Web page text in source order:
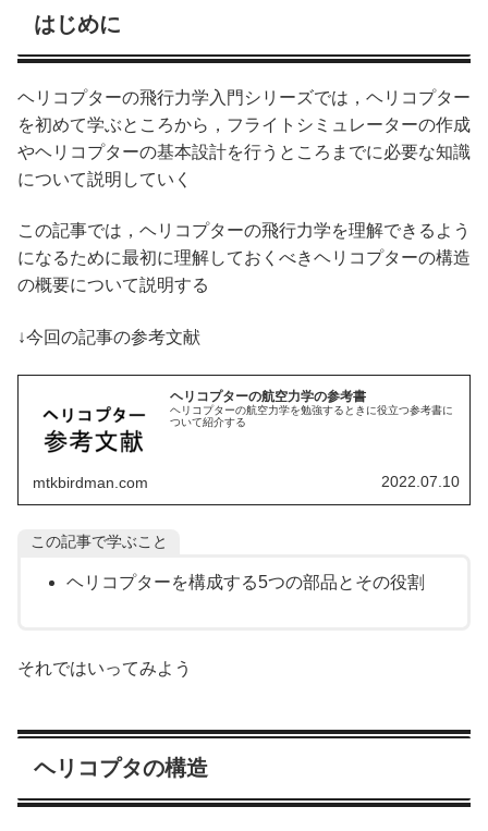
はじめに
ヘリコプターの飛行力学入門シリーズでは，ヘリコプター
を初めて学ぶところから，フライトシミュレーターの作成
やヘリコプターの基本設計を行うところまでに必要な知識
について説明していく
この記事では，ヘリコプターの飛行力学を理解できるよう
になるために最初に理解しておくべきヘリコプターの構造
の概要について説明する
↓今回の記事の参考文献
ヘリコプターの航空力学の参考書
ヘリコプターの航空力学を勉強するときに役立つ参考書に
ついて紹介する
mtkbirdman.com 2022.07.10
この記事で学ぶこと
ヘリコプターを構成する5つの部品とその役割
それではいってみよう
ヘリコプタの構造